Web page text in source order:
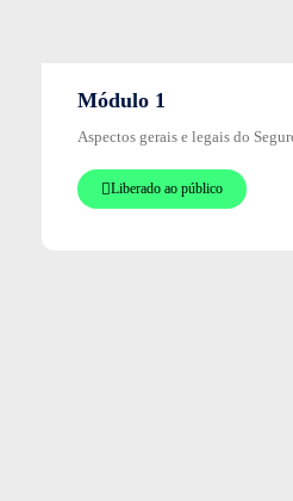
Módulo 1
Aspectos gerais e legais do
Liberado ao público